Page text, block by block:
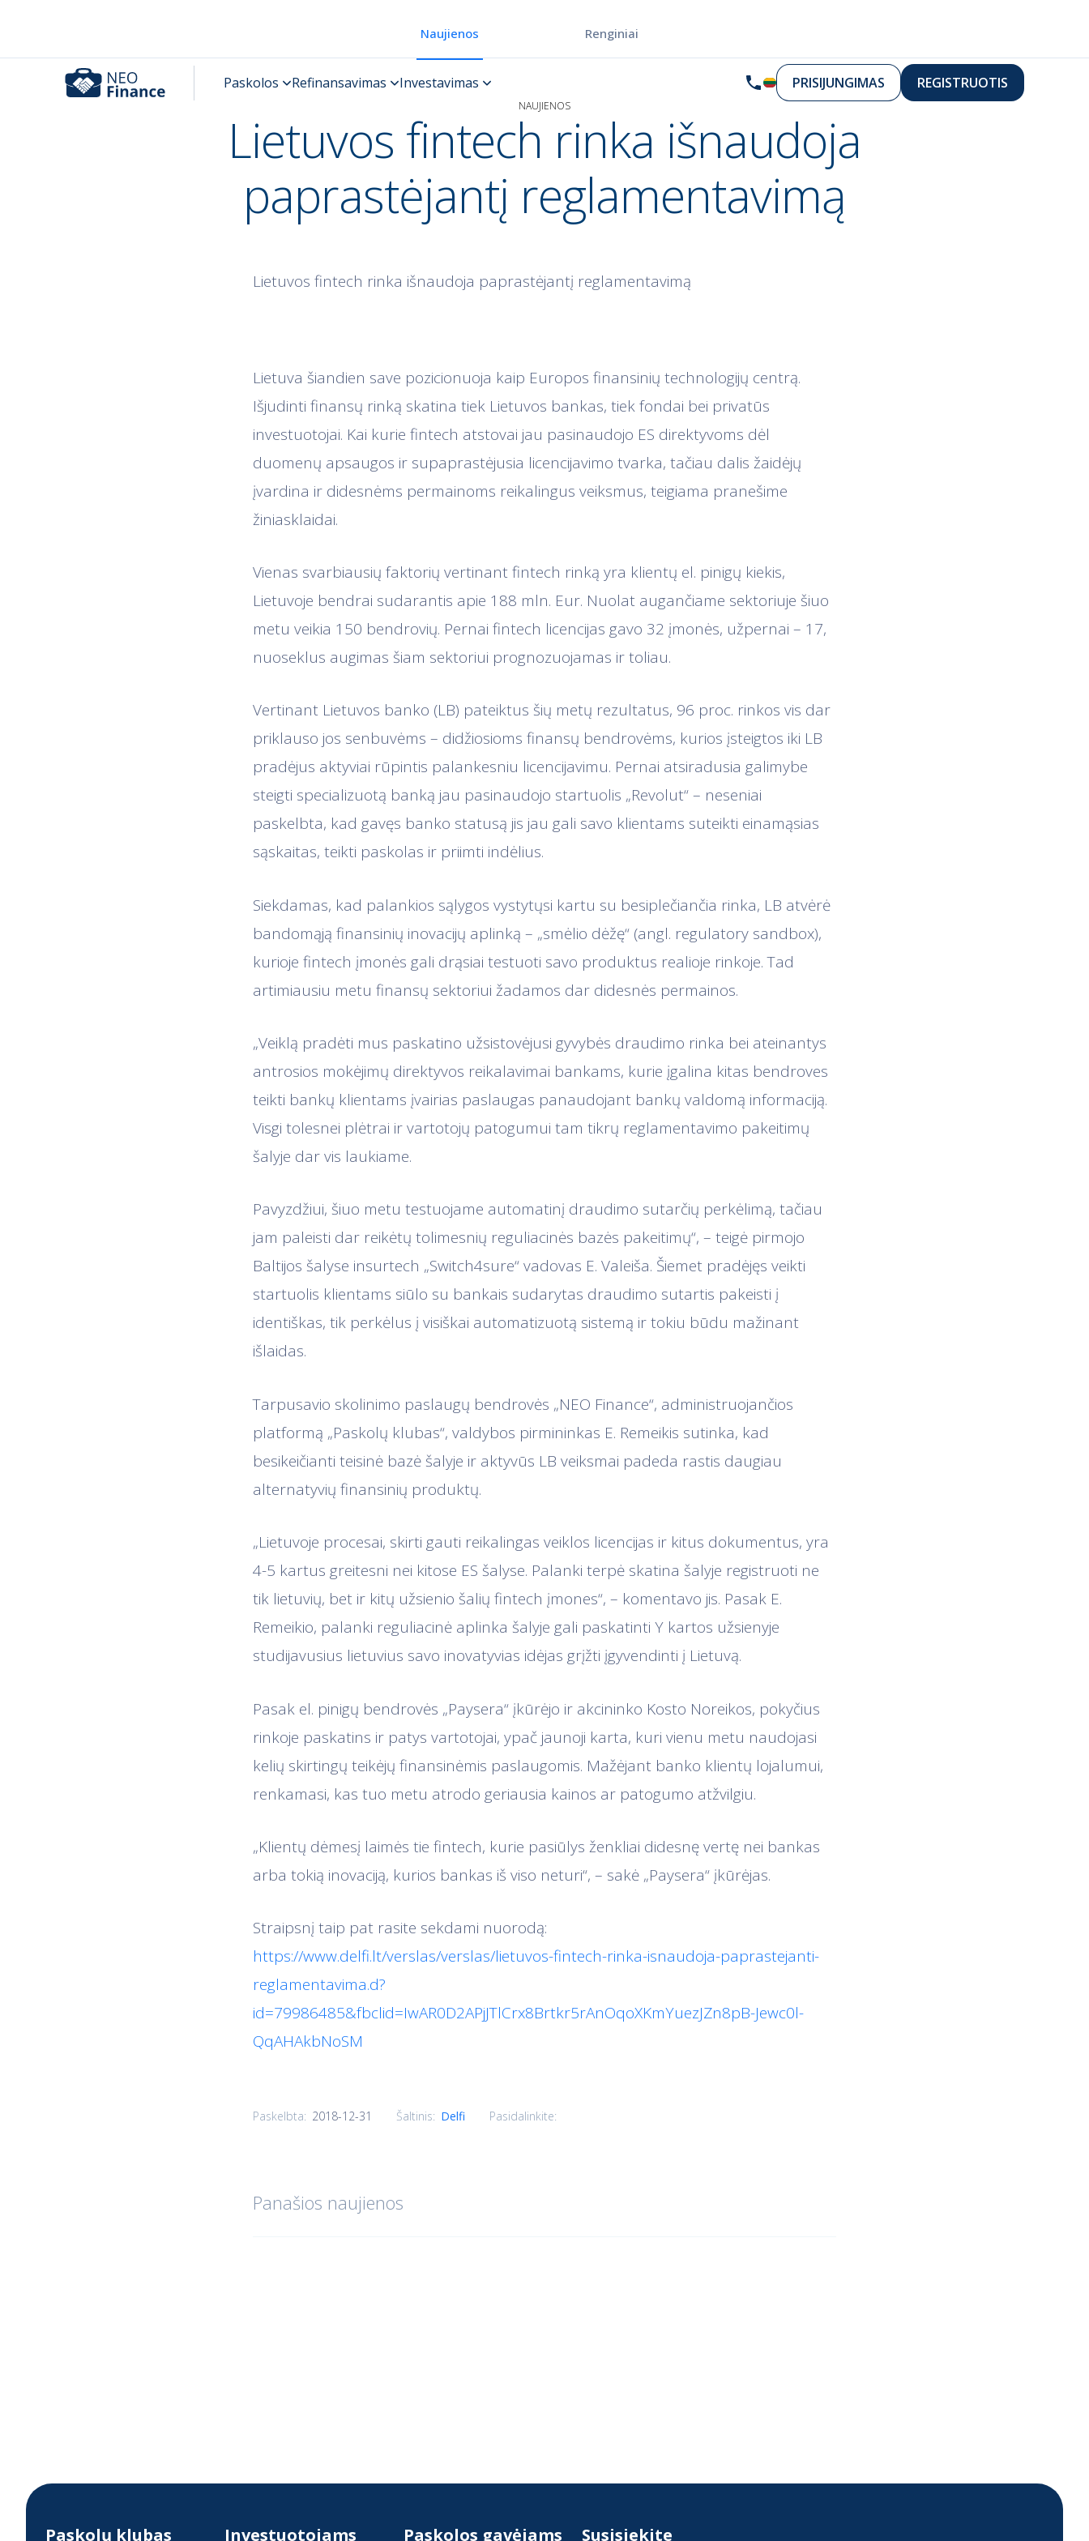
PRISIJUNGIMAS REGISTRUOTIS
Naujienos Renginiai
NAUJIENOS
Lietuvos fintech rinka išnaudoja
paprastėjantį reglamentavimą
Lietuvos fintech rinka išnaudoja paprastėjantį reglamentavimą
Lietuva šiandien save pozicionuoja kaip Europos finansinių technologijų centrą.
Išjudinti finansų rinką skatina tiek Lietuvos bankas, tiek fondai bei privatūs
investuotojai. Kai kurie fintech atstovai jau pasinaudojo ES direktyvoms dėl
duomenų apsaugos ir supaprastėjusia licencijavimo tvarka, tačiau dalis žaidėjų
įvardina ir didesnėms permainoms reikalingus veiksmus, teigiama pranešime
žiniasklaidai.
Vienas svarbiausių faktorių vertinant fintech rinką yra klientų el. pinigų kiekis,
Lietuvoje bendrai sudarantis apie 188 mln. Eur. Nuolat augančiame sektoriuje šiuo
metu veikia 150 bendrovių. Pernai fintech licencijas gavo 32 įmonės, užpernai – 17,
nuoseklus augimas šiam sektoriui prognozuojamas ir toliau.
Vertinant Lietuvos banko (LB) pateiktus šių metų rezultatus, 96 proc. rinkos vis dar
priklauso jos senbuvėms – didžiosioms finansų bendrovėms, kurios įsteigtos iki LB
pradėjus aktyviai rūpintis palankesniu licencijavimu. Pernai atsiradusia galimybe
steigti specializuotą banką jau pasinaudojo startuolis „Revolut“ – neseniai
paskelbta, kad gavęs banko statusą jis jau gali savo klientams suteikti einamąsias
sąskaitas, teikti paskolas ir priimti indėlius.
Siekdamas, kad palankios sąlygos vystytųsi kartu su besiplečiančia rinka, LB atvėrė
bandomąją finansinių inovacijų aplinką – „smėlio dėžę“ (angl. regulatory sandbox),
kurioje fintech įmonės gali drąsiai testuoti savo produktus realioje rinkoje. Tad
artimiausiu metu finansų sektoriui žadamos dar didesnės permainos.
„Veiklą pradėti mus paskatino užsistovėjusi gyvybės draudimo rinka bei ateinantys
antrosios mokėjimų direktyvos reikalavimai bankams, kurie įgalina kitas bendroves
teikti bankų klientams įvairias paslaugas panaudojant bankų valdomą informaciją.
Visgi tolesnei plėtrai ir vartotojų patogumui tam tikrų reglamentavimo pakeitimų
šalyje dar vis laukiame.
Pavyzdžiui, šiuo metu testuojame automatinį draudimo sutarčių perkėlimą, tačiau
jam paleisti dar reikėtų tolimesnių reguliacinės bazės pakeitimų“, – teigė pirmojo
Baltijos šalyse insurtech „Switch4sure“ vadovas E. Valeiša. Šiemet pradėjęs veikti
startuolis klientams siūlo su bankais sudarytas draudimo sutartis pakeisti į
identiškas, tik perkėlus į visiškai automatizuotą sistemą ir tokiu būdu mažinant
išlaidas.
Tarpusavio skolinimo paslaugų bendrovės „NEO Finance“, administruojančios
platformą „Paskolų klubas“, valdybos pirmininkas E. Remeikis sutinka, kad
besikeičianti teisinė bazė šalyje ir aktyvūs LB veiksmai padeda rastis daugiau
alternatyvių finansinių produktų.
„Lietuvoje procesai, skirti gauti reikalingas veiklos licencijas ir kitus dokumentus, yra
4-5 kartus greitesni nei kitose ES šalyse. Palanki terpė skatina šalyje registruoti ne
tik lietuvių, bet ir kitų užsienio šalių fintech įmones“, – komentavo jis. Pasak E.
Remeikio, palanki reguliacinė aplinka šalyje gali paskatinti Y kartos užsienyje
studijavusius lietuvius savo inovatyvias idėjas grįžti įgyvendinti į Lietuvą.
Pasak el. pinigų bendrovės „Paysera“ įkūrėjo ir akcininko Kosto Noreikos, pokyčius
rinkoje paskatins ir patys vartotojai, ypač jaunoji karta, kuri vienu metu naudojasi
kelių skirtingų teikėjų finansinėmis paslaugomis. Mažėjant banko klientų lojalumui,
renkamasi, kas tuo metu atrodo geriausia kainos ar patogumo atžvilgiu.
„Klientų dėmesį laimės tie fintech, kurie pasiūlys ženkliai didesnę vertę nei bankas
arba tokią inovaciją, kurios bankas iš viso neturi“, – sakė „Paysera“ įkūrėjas.
Straipsnį taip pat rasite sekdami nuorodą:
https://www.delfi.lt/verslas/verslas/lietuvos-fintech-rinka-isnaudoja-paprastejanti-
reglamentavima.d?
id=79986485&fbclid=IwAR0D2APjJTlCrx8Brtkr5rAnOqoXKmYuezJZn8pB-Jewc0l-
QqAHAkbNoSM
Paskelbta: 2018-12-31 Šaltinis: Delfi Pasidalinkite:
Panašios naujienos
Paskolų klubas Investuotojams Paskolos gavėjams Susisiekite